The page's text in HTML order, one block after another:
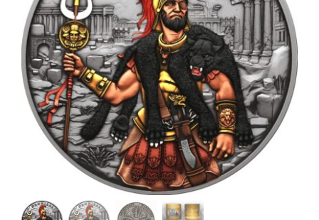
Angebote
Über Uns
Kontakt
Mein Konto